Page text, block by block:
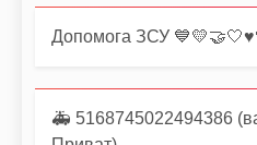
Допомога ЗСУ
🚑 5168745022494386